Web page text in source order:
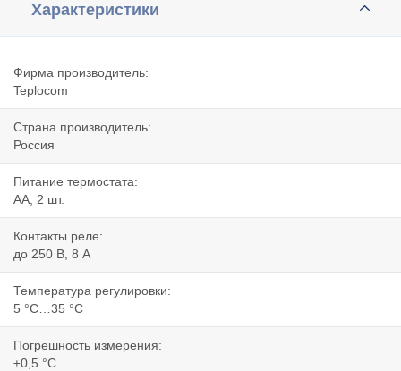
Характеристики
Фирма производитель:
Teplocom
Страна производитель:
Россия
Питание термостата:
АА, 2 шт.
Контакты реле:
до 250 В, 8 А
Температура регулировки:
5 °С…35 °С
Погрешность измерения:
±0,5 °С